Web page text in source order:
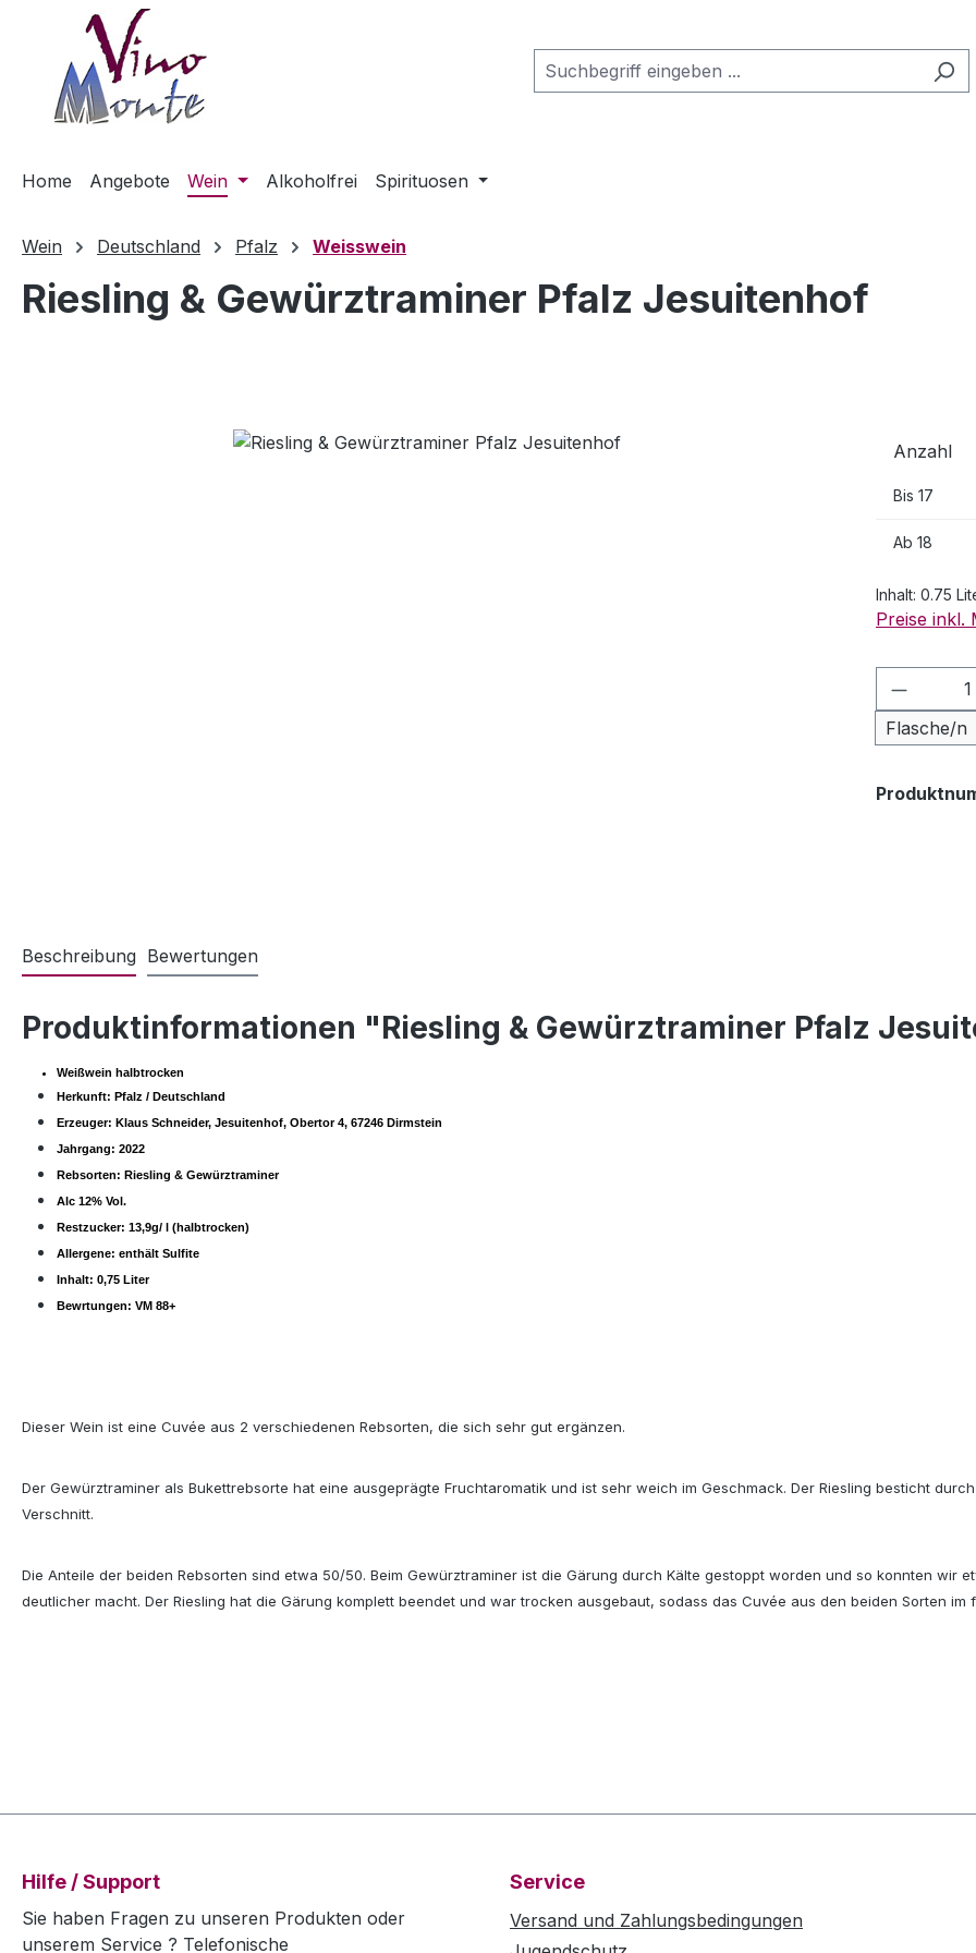
Hauptinhalt springen
Zur Suche springen
Zur Hauptnavigation springen
Home Angebote Wein Alkoholfrei Spirituosen
Wein Deutschland Pfalz Weisswein
Riesling & Gewürztraminer Pfalz Jesuitenhof
Bildergalerie überspringen Anzahl
Bis 17
Ab 18
Inhalt: 0.75
Preise inkl.
Flasche/n
Beschreibung Bewertungen
Produktinformationen "Riesling & Gewürztraminer Pfalz
Weißwein halbtrocken
Herkunft: Pfalz / Deutschland
Erzeuger: Klaus Schneider, Jesuitenhof, Obertor 4, 67246 Dirmstein
Jahrgang: 2022
Rebsorten: Riesling & Gewürztraminer
Alc 12% Vol.
Restzucker: 13,9g/ l (halbtrocken)
Allergene: enthält Sulfite
Inhalt: 0,75 Liter
Bewrtungen: VM 88+
Dieser Wein ist eine Cuvée aus 2 verschiedenen Rebsorten, die sich sehr gut ergänzen.
Der Gewürztraminer als Bukettrebsorte hat eine ausgeprägte Fruchtaromatik und ist sehr weich im Geschmack. Der Riesling besticht
Verschnitt.
Die Anteile der beiden Rebsorten sind etwa 50/50. Beim Gewürztraminer ist die Gärung durch Kälte gestoppt worden und so konnten wir
deutlicher macht. Der Riesling hat die Gärung komplett beendet und war trocken ausgebaut, sodass das Cuvée aus den beiden Sorten
Hilfe / Support
Sie haben Fragen zu unseren Produkten oder
unserem Service ? Telefonische
Service
Versand und Zahlungsbedingungen